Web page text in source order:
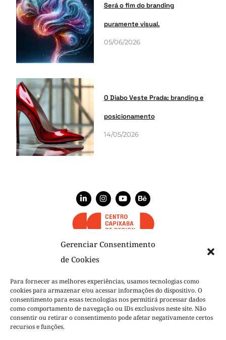
Gerenciar Consentimento
de Cookies
Para fornecer as melhores experiências, usamos tecnologias como
cookies para armazenar e/ou acessar informações do dispositivo. O
consentimento para essas tecnologias nos permitirá processar dados
como comportamento de navegação ou IDs exclusivos neste site. Não
consentir ou retirar o consentimento pode afetar negativamente certos
recursos e funções.
Será o fim do branding
puramente visual.
05/06/2026
O Diabo Veste Prada: branding e
posicionamento
14/05/2026
NÓS
NOSSO TIME
O QUE FAZEMOS
PROJETOS